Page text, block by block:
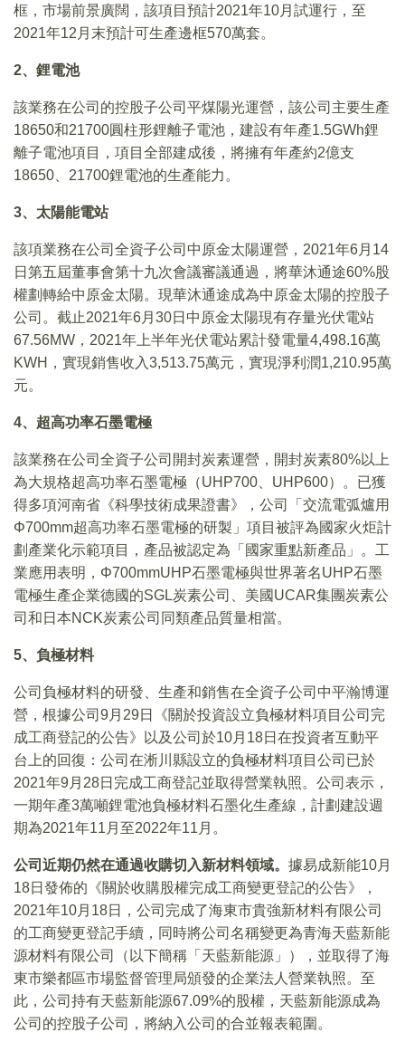
框，市場前景廣闊，該項目預計2021年10月試運行，至
2021年12月末預計可生產邊框570萬套。
2、鋰電池
該業務在公司的控股子公司平煤陽光運營，該公司主要生產
18650和21700圓柱形鋰離子電池，建設有年產1.5GWh鋰
離子電池項目，項目全部建成後，將擁有年產約2億支
18650、21700鋰電池的生產能力。
3、太陽能電站
該項業務在公司全資子公司中原金太陽運營，2021年6月14
日第五屆董事會第十九次會議審議通過，將華沐通途60%股
權劃轉給中原金太陽。現華沐通途成為中原金太陽的控股子
公司。截止2021年6月30日中原金太陽現有存量光伏電站
67.56MW，2021年上半年光伏電站累計發電量4,498.16萬
KWH，實現銷售收入3,513.75萬元，實現淨利潤1,210.95萬
元。
4、超高功率石墨電極
該業務在公司全資子公司開封炭素運營，開封炭素80%以上
為大規格超高功率石墨電極（UHP700、UHP600）。已獲
得多項河南省《科學技術成果證書》，公司「交流電弧爐用
Φ700mm超高功率石墨電極的研製」項目被評為國家火炬計
劃產業化示範項目，產品被認定為「國家重點新產品」。工
業應用表明，Φ700mmUHP石墨電極與世界著名UHP石墨
電極生產企業德國的SGL炭素公司、美國UCAR集團炭素公
司和日本NCK炭素公司同類產品質量相當。
5、負極材料
公司負極材料的研發、生產和銷售在全資子公司中平瀚博運
營，根據公司9月29日《關於投資設立負極材料項目公司完
成工商登記的公告》以及公司於10月18日在投資者互動平
台上的回復：公司在淅川縣設立的負極材料項目公司已於
2021年9月28日完成工商登記並取得營業執照。公司表示，
一期年產3萬噸鋰電池負極材料石墨化生產線，計劃建設週
期為2021年11月至2022年11月。
公司近期仍然在通過收購切入新材料領域。 據易成新能10月
18日發佈的《關於收購股權完成工商變更登記的公告》，
2021年10月18日，公司完成了海東市貴強新材料有限公司
的工商變更登記手續，同時將公司名稱變更為青海天藍新能
源材料有限公司（以下簡稱「天藍新能源」），並取得了海
東市樂都區市場監督管理局頒發的企業法人營業執照。至
此，公司持有天藍新能源67.09%的股權，天藍新能源成為
公司的控股子公司，將納入公司的合並報表範圍。